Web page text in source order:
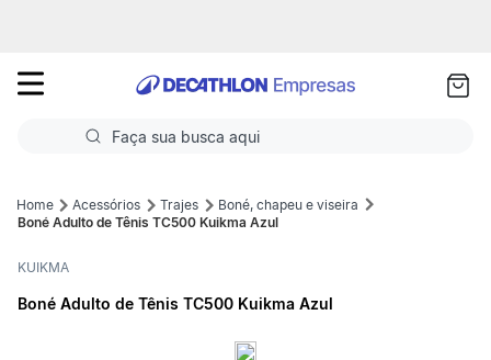
Faça sua busca aqui
Acessórios Trajes
Boné, chapeu e viseira
Boné Adulto de Tênis TC500 Kuikma Azul
KUIKMA
Boné Adulto de Tênis TC500 Kuikma Azul